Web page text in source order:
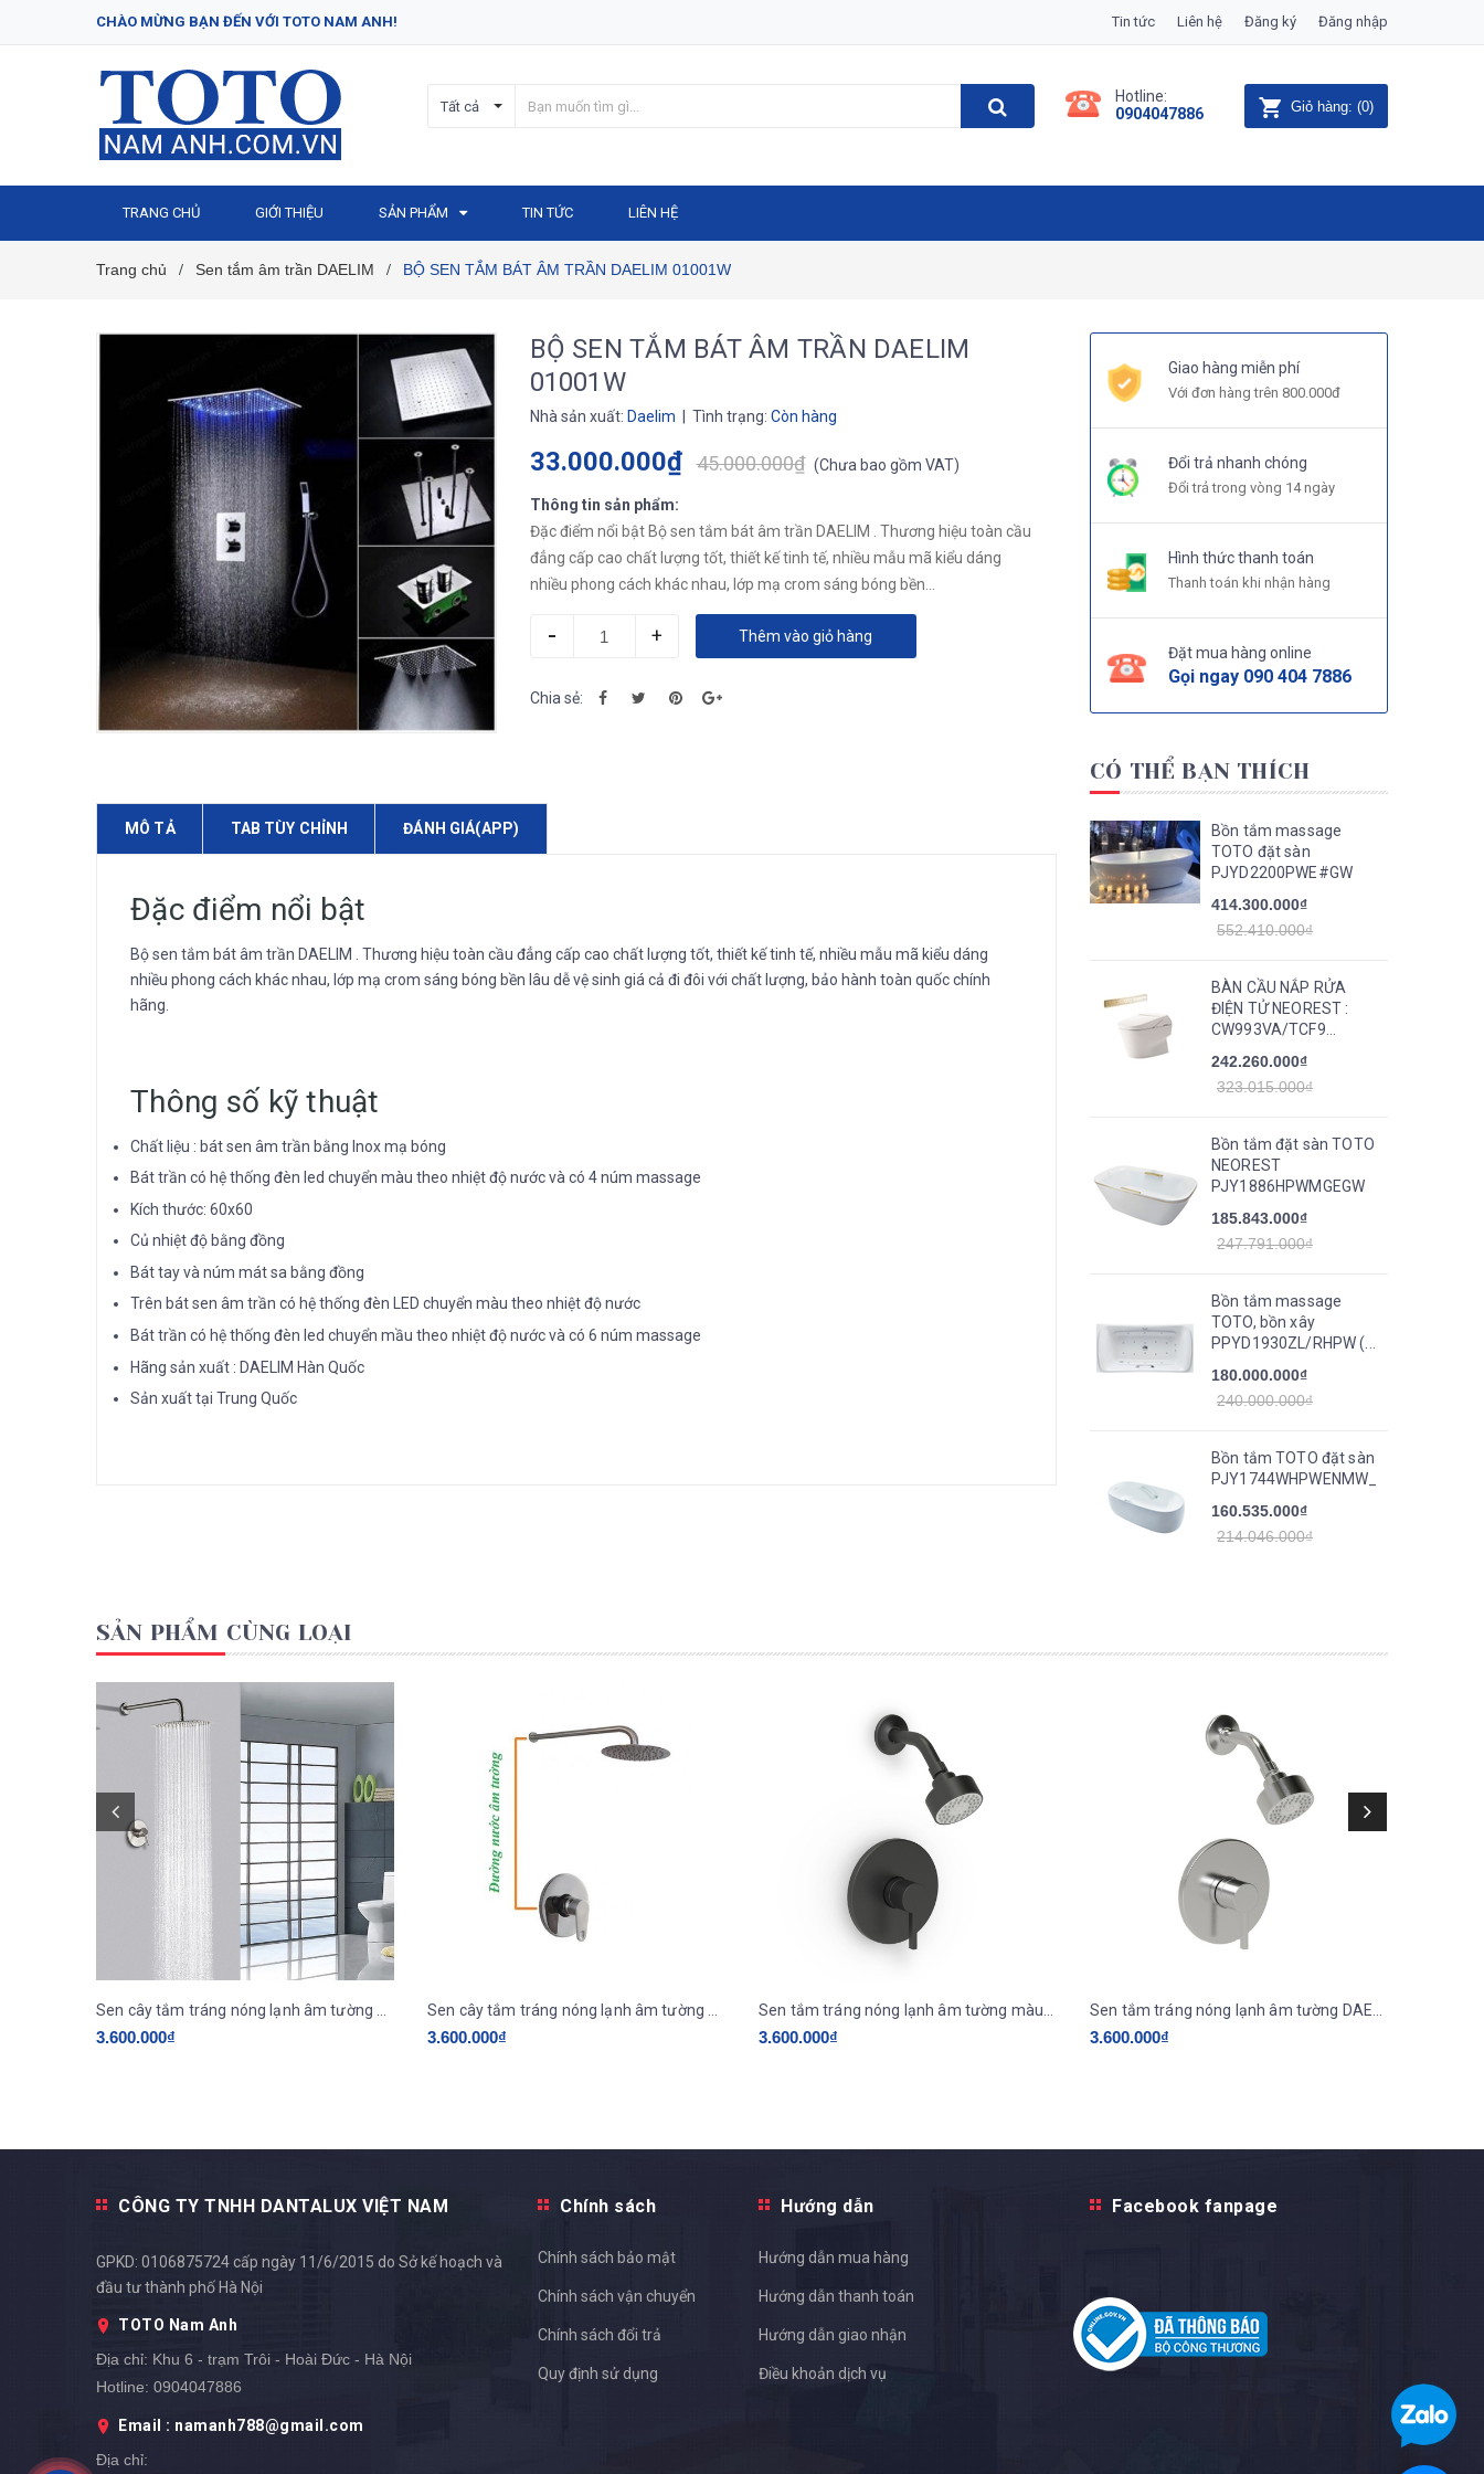
CHÀO MỪNG BẠN ĐẾN VỚI TOTO NAM ANH! Tin tức Liên hệ Đăng ký Đăng nhập
Tất cả
Hotline:
0904047886
Giỏ hàng: (0)
TRANG CHỦ GIỚI THIỆU SẢN PHẨM TIN TỨC LIÊN HỆ
Trang chủ / Sen tắm âm trần DAELIM / BỘ SEN TẮM BÁT ÂM TRẦN DAELIM 01001W
BỘ SEN TẮM BÁT ÂM TRẦN DAELIM
01001W
Nhà sản xuất: Daelim | Tình trạng: Còn hàng
33.000.000₫ 45.000.000₫ (Chưa bao gồm VAT)
Thông tin sản phẩm:
Đặc điểm nổi bật Bộ sen tắm bát âm trần DAELIM . Thương hiệu toàn cầu
đẳng cấp cao chất lượng tốt, thiết kế tinh tế, nhiều mẫu mã kiểu dáng
nhiều phong cách khác nhau, lớp mạ crom sáng bóng bền...
- + Thêm vào giỏ hàng
Chia sẻ:
MÔ TẢ TAB TÙY CHỈNH ĐÁNH GIÁ(APP)
Đặc điểm nổi bật
Bộ sen tắm bát âm trần DAELIM . Thương hiệu toàn cầu đẳng cấp cao chất lượng tốt, thiết kế tinh tế, nhiều mẫu mã kiểu dáng
nhiều phong cách khác nhau, lớp mạ crom sáng bóng bền lâu dễ vệ sinh giá cả đi đôi với chất lượng, bảo hành toàn quốc chính
hãng.
Thông số kỹ thuật
Chất liệu : bát sen âm trần bằng Inox mạ bóng
Bát trần có hệ thống đèn led chuyển màu theo nhiệt độ nước và có 4 núm massage
Kích thước: 60x60
Củ nhiệt độ bằng đồng
Bát tay và núm mát sa bằng đồng
Trên bát sen âm trần có hệ thống đèn LED chuyển màu theo nhiệt độ nước
Bát trần có hệ thống đèn led chuyển mầu theo nhiệt độ nước và có 6 núm massage
Hãng sản xuất : DAELIM Hàn Quốc
Sản xuất tại Trung Quốc
Giao hàng miễn phí
Với đơn hàng trên 800.000đ
Đổi trả nhanh chóng
Đổi trả trong vòng 14 ngày
Hình thức thanh toán
Thanh toán khi nhận hàng
Đặt mua hàng online
Gọi ngay 090 404 7886
CÓ THỂ BẠN THÍCH
Bồn tắm massage
TOTO đặt sàn
PJYD2200PWE#GW
414.300.000₫
552.410.000₫
BÀN CẦU NẮP RỬA
ĐIỆN TỬ NEOREST :
CW993VA/TCF9...
242.260.000₫
323.015.000₫
Bồn tắm đặt sàn TOTO
NEOREST
PJY1886HPWMGEGW
185.843.000₫
247.791.000₫
Bồn tắm massage
TOTO, bồn xây
PPYD1930ZL/RHPW (...
180.000.000₫
240.000.000₫
Bồn tắm TOTO đặt sàn
PJY1744WHPWENMW_TVBF412
160.535.000₫
214.046.000₫
SẢN PHẨM CÙNG LOẠI
3.600.000₫ 3.600.000₫ 3.600.000₫ 3.600.000₫
CÔNG TY TNHH DANTALUX VIỆT NAM
GPKD: 0106875724 cấp ngày 11/6/2015 do Sở kế hoạch và
đầu tư thành phố Hà Nội
TOTO Nam Anh
Địa chỉ: Khu 6 - trạm Trôi - Hoài Đức - Hà Nội
Hotline: 0904047886
Email : namanh788@gmail.com
Địa chỉ:
Chính sách
Chính sách bảo mật
Chính sách vận chuyển
Chính sách đổi trả
Quy định sử dụng
Hướng dẫn
Hướng dẫn mua hàng
Hướng dẫn thanh toán
Hướng dẫn giao nhận
Điều khoản dịch vụ
Facebook fanpage